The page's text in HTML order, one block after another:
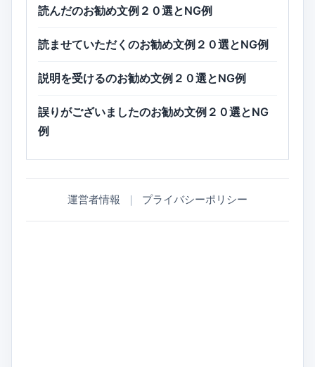
読んだのお勧め文例２０選とNG例
読ませていただくのお勧め文例２０選とNG例
説明を受けるのお勧め文例２０選とNG例
誤りがございましたのお勧め文例２０選とNG
例
運営者情報 ｜ プライバシーポリシー